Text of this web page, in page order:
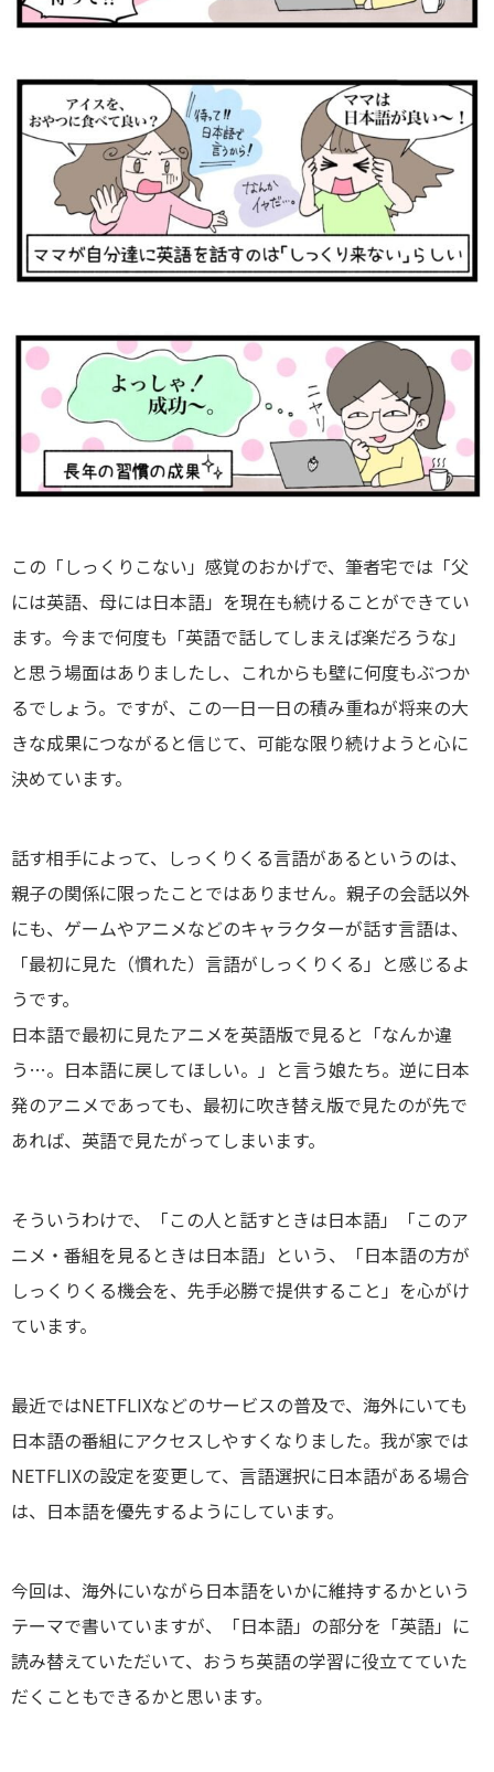
この「しっくりこない」感覚のおかげで、筆者宅では「父
には英語、母には日本語」を現在も続けることができてい
ます。今まで何度も「英語で話してしまえば楽だろうな」
と思う場面はありましたし、これからも壁に何度もぶつか
るでしょう。ですが、この一日一日の積み重ねが将来の大
きな成果につながると信じて、可能な限り続けようと心に
決めています。
話す相手によって、しっくりくる言語があるというのは、
親子の関係に限ったことではありません。親子の会話以外
にも、ゲームやアニメなどのキャラクターが話す言語は、
「最初に見た（慣れた）言語がしっくりくる」と感じるよ
うです。
日本語で最初に見たアニメを英語版で見ると「なんか違
う…。日本語に戻してほしい。」と言う娘たち。逆に日本
発のアニメであっても、最初に吹き替え版で見たのが先で
あれば、英語で見たがってしまいます。
そういうわけで、「この人と話すときは日本語」「このア
ニメ・番組を見るときは日本語」という、「日本語の方が
しっくりくる機会を、先手必勝で提供すること」を心がけ
ています。
最近ではNETFLIXなどのサービスの普及で、海外にいても
日本語の番組にアクセスしやすくなりました。我が家では
NETFLIXの設定を変更して、言語選択に日本語がある場合
は、日本語を優先するようにしています。
今回は、海外にいながら日本語をいかに維持するかという
テーマで書いていますが、「日本語」の部分を「英語」に
読み替えていただいて、おうち英語の学習に役立てていた
だくこともできるかと思います。